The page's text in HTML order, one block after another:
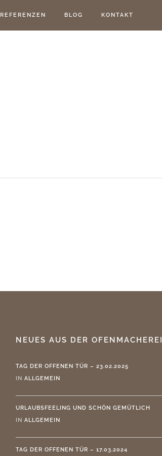
REFERENZEN BLOG KONTAKT
NEUES AUS DER OFENMACHEREI
TAG DER OFFENEN TÜR – 23.02.2025
IN ALLGEMEIN
URLAUBSFEELING UND SCHÖN GEMÜTLICH
IN ALLGEMEIN
TAG DER OFFENEN TÜR – 17.03.2024